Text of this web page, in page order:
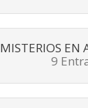
MISTERIOS EN
9